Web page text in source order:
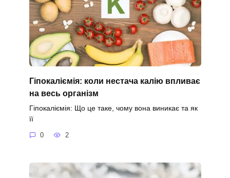
Гіпокаліємія: коли нестача калію впливає
на весь організм
Гіпокаліємія: Що це таке, чому вона виникає та як
її
0 2